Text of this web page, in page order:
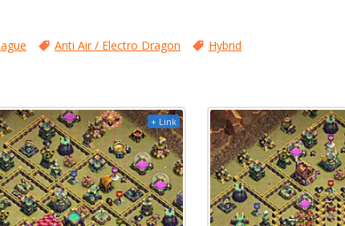
Anti Air / Electro Dragon Hybrid
+ Link